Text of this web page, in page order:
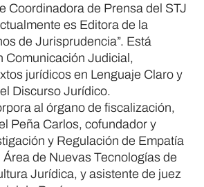
Coordinadora de Prensa del STJ
es Editora de la
de Jurisprudencia”. Está
Comunicación Judicial,
jurídicos en Lenguaje Claro y
Discurso Jurídico.
al órgano de fiscalización,
Peña Carlos, cofundador y
y Regulación de Empatía
de Nuevas Tecnologías de
Jurídica, y asistente de juez